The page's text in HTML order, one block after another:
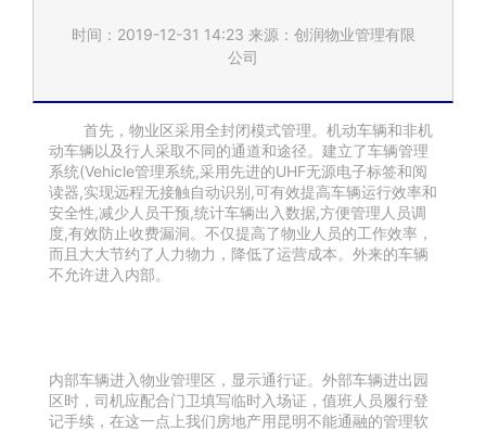
时间：2019-12-31 14:23 来源：创润物业管理有限
公司
首先，物业区采用全封闭模式管理。机动车辆和非机
动车辆以及行人采取不同的通道和途径。建立了车辆管理
系统(Vehicle管理系统,采用先进的UHF无源电子标签和阅
读器,实现远程无接触自动识别,可有效提高车辆运行效率和
安全性,减少人员干预,统计车辆出入数据,方便管理人员调
度,有效防止收费漏洞。不仅提高了物业人员的工作效率，
而且大大节约了人力物力，降低了运营成本。外来的车辆
不允许进入内部。
内部车辆进入物业管理区，显示通行证。外部车辆进出园
区时，司机应配合门卫填写临时入场证，值班人员履行登
记手续，在这一点上我们房地产用昆明不能通融的管理软